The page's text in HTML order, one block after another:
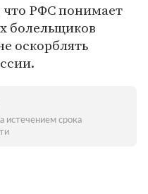
что РФС понимает
болельщиков
оскорблять
истечением срока